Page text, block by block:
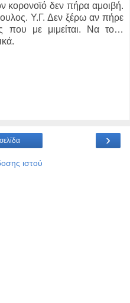
κορονοϊό δεν πήρα αμοιβή.
Υ.Γ. Δεν ξέρω αν πήρε
που με μιμείται. Να το…
›
ιστού